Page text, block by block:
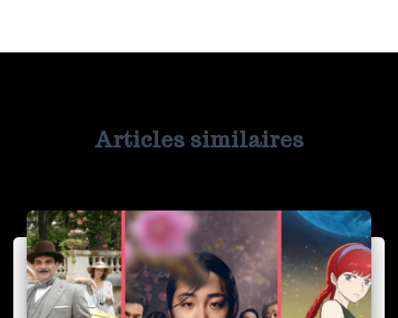
Articles similaires